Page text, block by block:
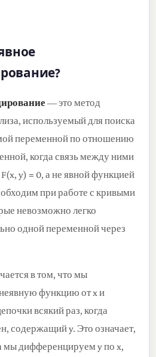
— это метод
используемый для поиска
переменной по отношению
когда связь между ними
y) = 0, а не явной функцией
при работе с кривыми
невозможно легко
одной переменной через
в том, что мы
функцию от x и
всякий раз, когда
содержащий y. Это означает,
мы дифференцируем y по x,